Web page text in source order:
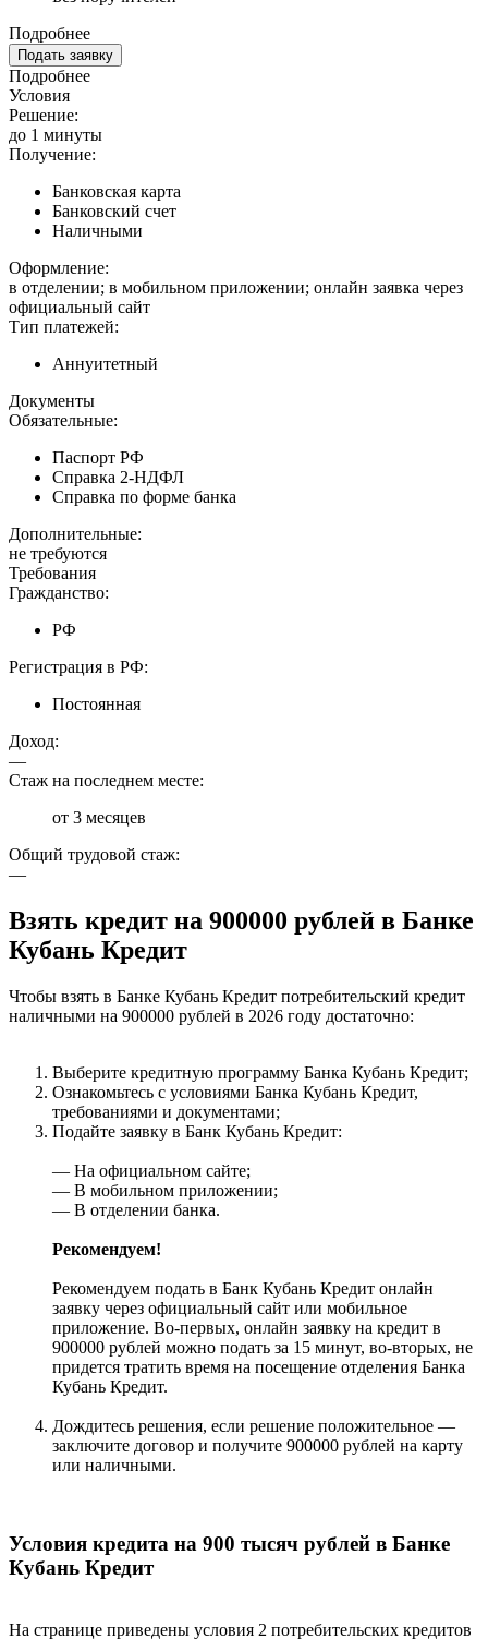
Подробнее
Подать заявку
Подробнее
Условия
Решение:
до 1 минуты
Получение:
Банковская карта
Банковский счет
Наличными
Оформление:
в отделении; в мобильном приложении; онлайн заявка через
официальный сайт
Тип платежей:
Аннуитетный
Документы
Обязательные:
Паспорт РФ
Справка 2-НДФЛ
Справка по форме банка
Дополнительные:
не требуются
Требования
Гражданство:
РФ
Регистрация в РФ:
Постоянная
Доход:
—
Стаж на последнем месте:
от 3 месяцев
Общий трудовой стаж:
—
Взять кредит на 900000 рублей в Банке
Кубань Кредит
Чтобы взять в Банке Кубань Кредит потребительский кредит
наличными на 900000 рублей в 2026 году достаточно:
Выберите кредитную программу Банка Кубань Кредит;
Ознакомьтесь с условиями Банка Кубань Кредит,
требованиями и документами;
Подайте заявку в Банк Кубань Кредит:
— На официальном сайте;
— В мобильном приложении;
— В отделении банка.
Рекомендуем!
Рекомендуем подать в Банк Кубань Кредит онлайн
заявку через официальный сайт или мобильное
приложение. Во-первых, онлайн заявку на кредит в
900000 рублей можно подать за 15 минут, во-вторых, не
придется тратить время на посещение отделения Банка
Кубань Кредит.
Дождитесь решения, если решение положительное —
заключите договор и получите 900000 рублей на карту
или наличными.
Условия кредита на 900 тысяч рублей в Банке
Кубань Кредит
На странице приведены условия 2 потребительских кредитов